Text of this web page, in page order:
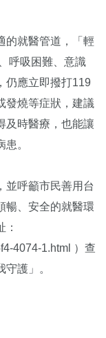
的就醫管道，「輕
呼吸困難、意識
仍應立即撥打119
發燒等症狀，建議
及時醫療，也能讓
。
並呼籲市民善用台
暢、安全的就醫環
4074-1.html ）查
護」。